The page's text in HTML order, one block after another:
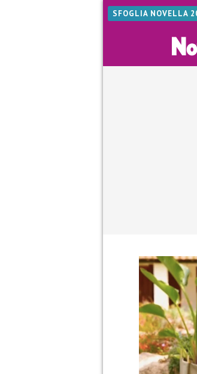
SFOGLIA NOVELLA